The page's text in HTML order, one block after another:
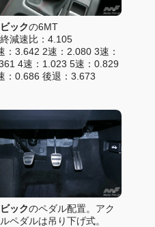
ックの6MT
減速比：4.105
：3.642 2速：2.080 3速：
4速：1.023 5速：0.829
：0.686 後退：3.673
ックのペダル配置。アク
ペダルは吊り下げ式。